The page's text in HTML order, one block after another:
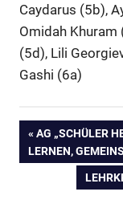
Caydarus (5b),
Omidah Khuram
(5d), Lili
Gashi (6a)
VORHERIGER
BEITRAG:
AG „SCHÜLER
LERNEN,